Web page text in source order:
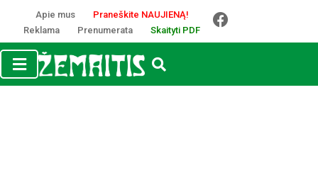
Apie mus
Praneškite NAUJIENĄ!
Reklama
Prenumerata Skaityti PDF